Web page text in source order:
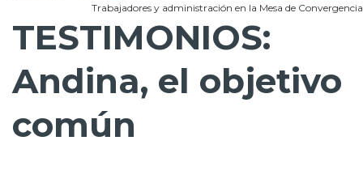
Trabajadores y administración en la Mesa de
TESTIMONIOS:
Andina, el objetivo
común